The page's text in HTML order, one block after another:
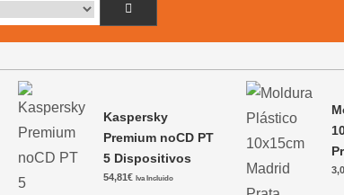
Kaspersky
Premium noCD PT
5 Dispositivos
54,81€ Iva Incluido